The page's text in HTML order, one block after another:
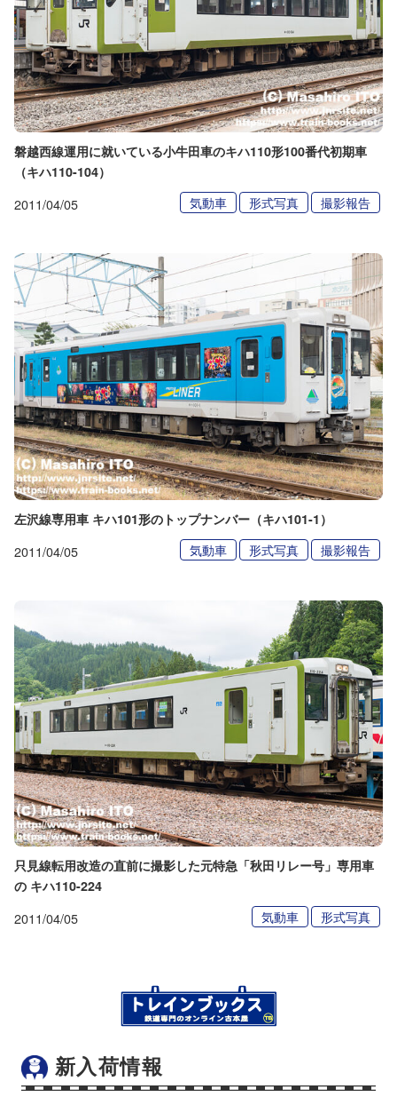
磐越西線運用に就いている小牛田車のキハ110形100番代初期車
（キハ110-104）
2011/04/05 気動車 形式写真 撮影報告
左沢線専用車 キハ101形のトップナンバー（キハ101-1）
2011/04/05 気動車 形式写真 撮影報告
只見線転用改造の直前に撮影した元特急「秋田リレー号」専用車
の キハ110-224
2011/04/05 気動車 形式写真
新入荷情報